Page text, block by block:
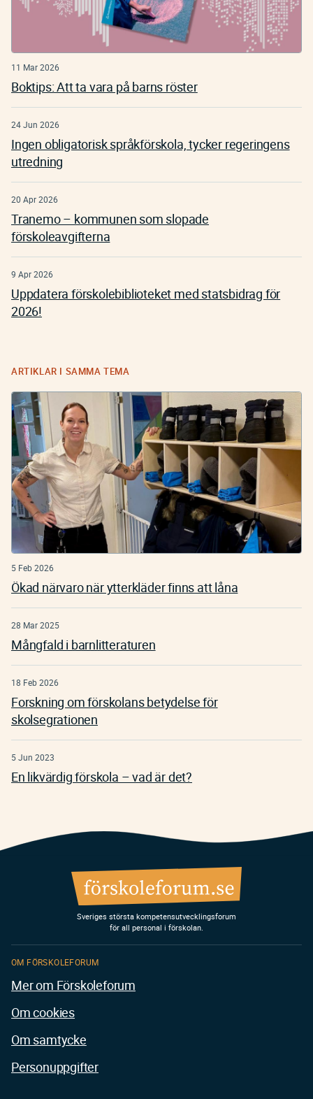
11 Mar 2026
Boktips: Att ta vara på barns röster
24 Jun 2026
Ingen obligatorisk språkförskola, tycker regeringens
utredning
20 Apr 2026
Tranemo – kommunen som slopade
förskoleavgifterna
9 Apr 2026
Uppdatera förskolebiblioteket med statsbidrag för
2026!
ARTIKLAR I SAMMA TEMA
5 Feb 2026
Ökad närvaro när ytterkläder finns att låna
28 Mar 2025
Mångfald i barnlitteraturen
18 Feb 2026
Forskning om förskolans betydelse för
skolsegrationen
5 Jun 2023
En likvärdig förskola – vad är det?
Sveriges största kompetensutvecklingsforum
för all personal i förskolan.
OM FÖRSKOLEFORUM
Mer om Förskoleforum
Om cookies
Om samtycke
Personuppgifter